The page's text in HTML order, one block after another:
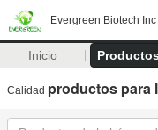
Evergreen Biotech Inc
Inicio Productos
Calidad productos para